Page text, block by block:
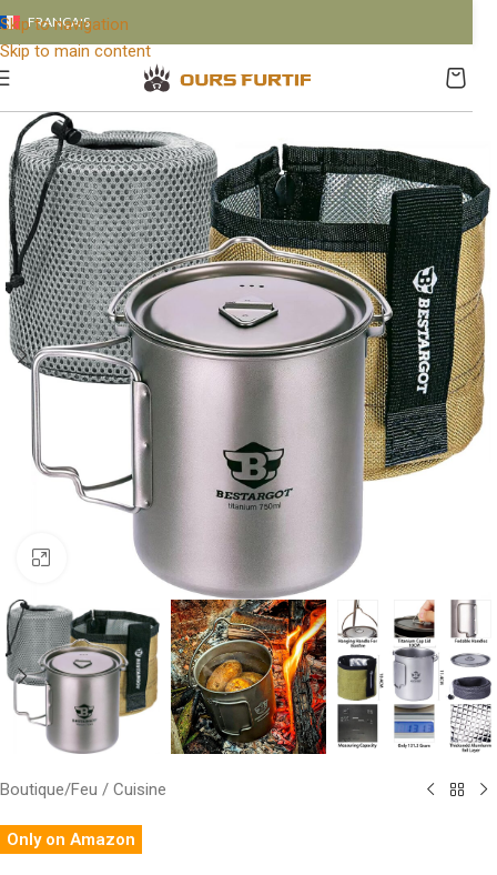
Skip to navigation
Skip to main content
FRANÇAIS
Click to enlarge
Boutique/Feu / Cuisine
Only on Amazon